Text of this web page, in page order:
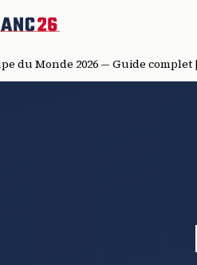
du Monde 2026 — Guide complet